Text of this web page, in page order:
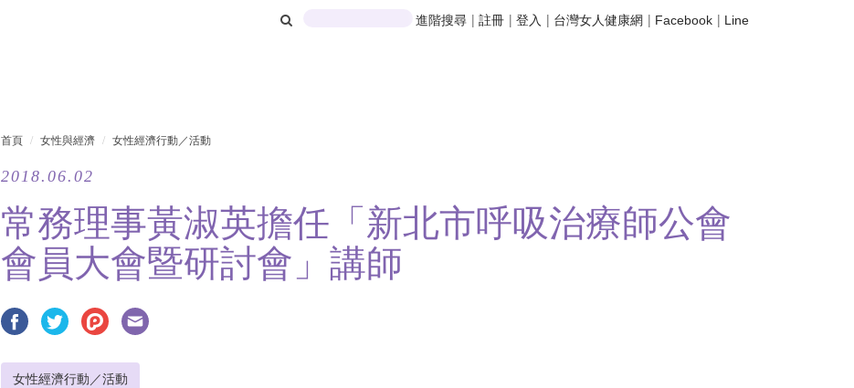
進階搜尋 | 註冊 | 登入 | 台灣女人健康網 | Facebook | Line
首頁 女性與經濟 女性經濟行動／活動
2018.06.02
常務理事黃淑英擔任「新北市呼吸治療師公會
會員大會暨研討會」講師
女性經濟行動／活動